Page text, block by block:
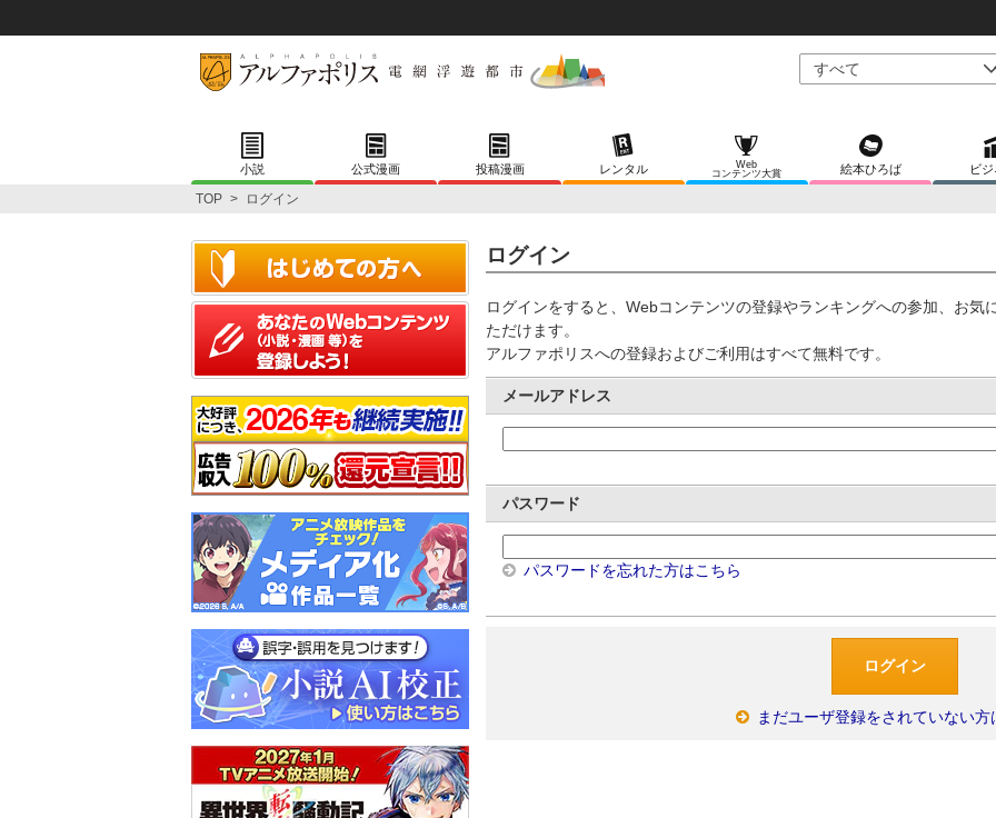
小説 公式漫画 投稿漫画 レンタル
Web
コンテンツ大賞
絵本ひろば ビ
TOP > ログイン
ログイン
ログインをすると、Webコンテンツの登録やランキングへの参加、お気
ただけます。
アルファポリスへの登録およびご利用はすべて無料です。
メールアドレス
パスワード
パスワードを忘れた方はこちら
まだユーザ登録をされていない方